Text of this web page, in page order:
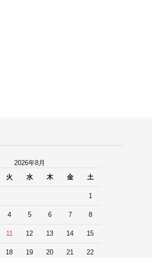
2026年8月
火 水 木 金 土
1
4 5 6 7 8
11 12 13 14 15
18 19 20 21 22